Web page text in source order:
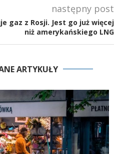
następny post
gaz z Rosji. Jest go już więcej
niż amerykańskiego LNG
ARTYKUŁY